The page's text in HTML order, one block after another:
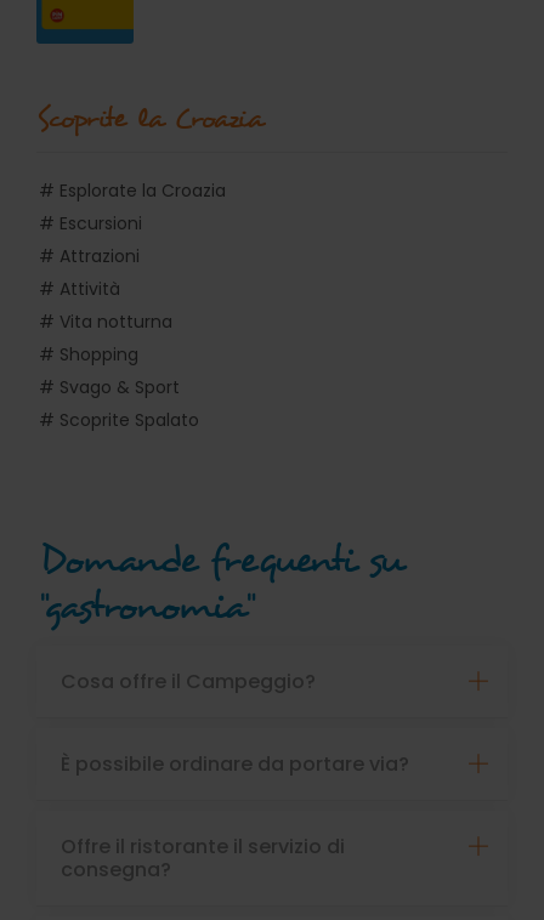
Scoprite la Croazia
# Esplorate la Croazia
# Escursioni
# Attrazioni
# Attività
# Vita notturna
# Shopping
# Svago & Sport
# Scoprite Spalato
Domande frequenti su
"gastronomia"
Cosa offre il Campeggio?
È possibile ordinare da portare via?
Offre il ristorante il servizio di
consegna?